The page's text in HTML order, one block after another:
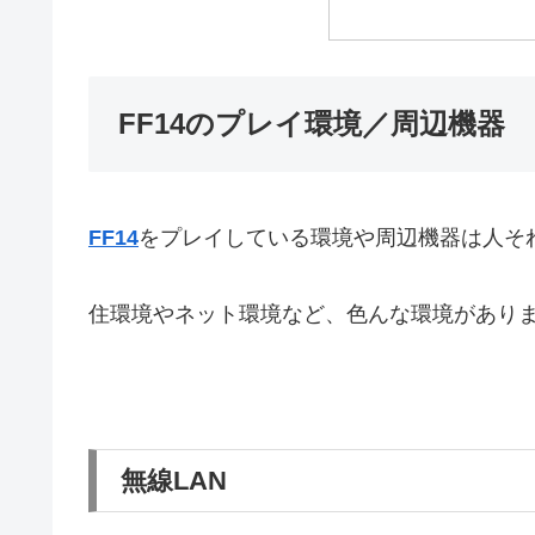
FF14のプレイ環境／周辺機器
FF14をプレイしている環境や周辺機器は人そ
住環境やネット環境など、色んな環境がありま
無線LAN